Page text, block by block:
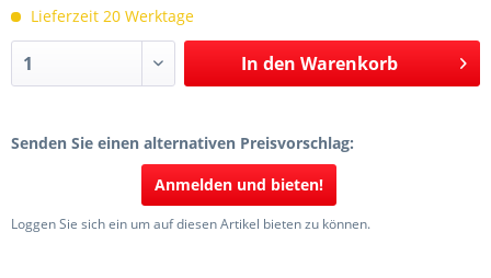
Lieferzeit 20 Werktage
In den Warenkorb
Senden Sie einen alternativen Preisvorschlag:
Anmelden und bieten!
Loggen Sie sich ein um auf diesen Artikel bieten zu können.